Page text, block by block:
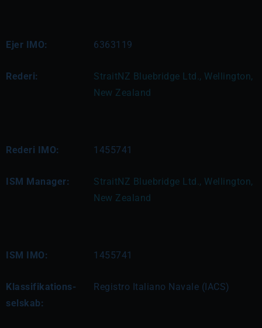
Ejer IMO: 6363119
Rederi:
StraitNZ Bluebridge Ltd., Wellington,
New Zealand
Rederi IMO: 1455741
ISM Manager:
StraitNZ Bluebridge Ltd., Wellington,
New Zealand
ISM IMO: 1455741
Klassifikations-
selskab:
Registro Italiano Navale (IACS)